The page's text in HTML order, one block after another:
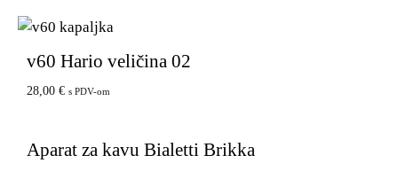
v60 Hario veličina 02
28,00 € s PDV-om
Aparat za kavu Bialetti Brikka